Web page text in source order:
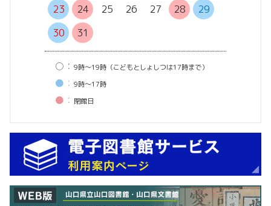
23
24 25 26 27 28
29
30
31
○： 9時〜19時（こどもとしょしつは17時まで）
●： 9時〜17時
●： 閉館⽇